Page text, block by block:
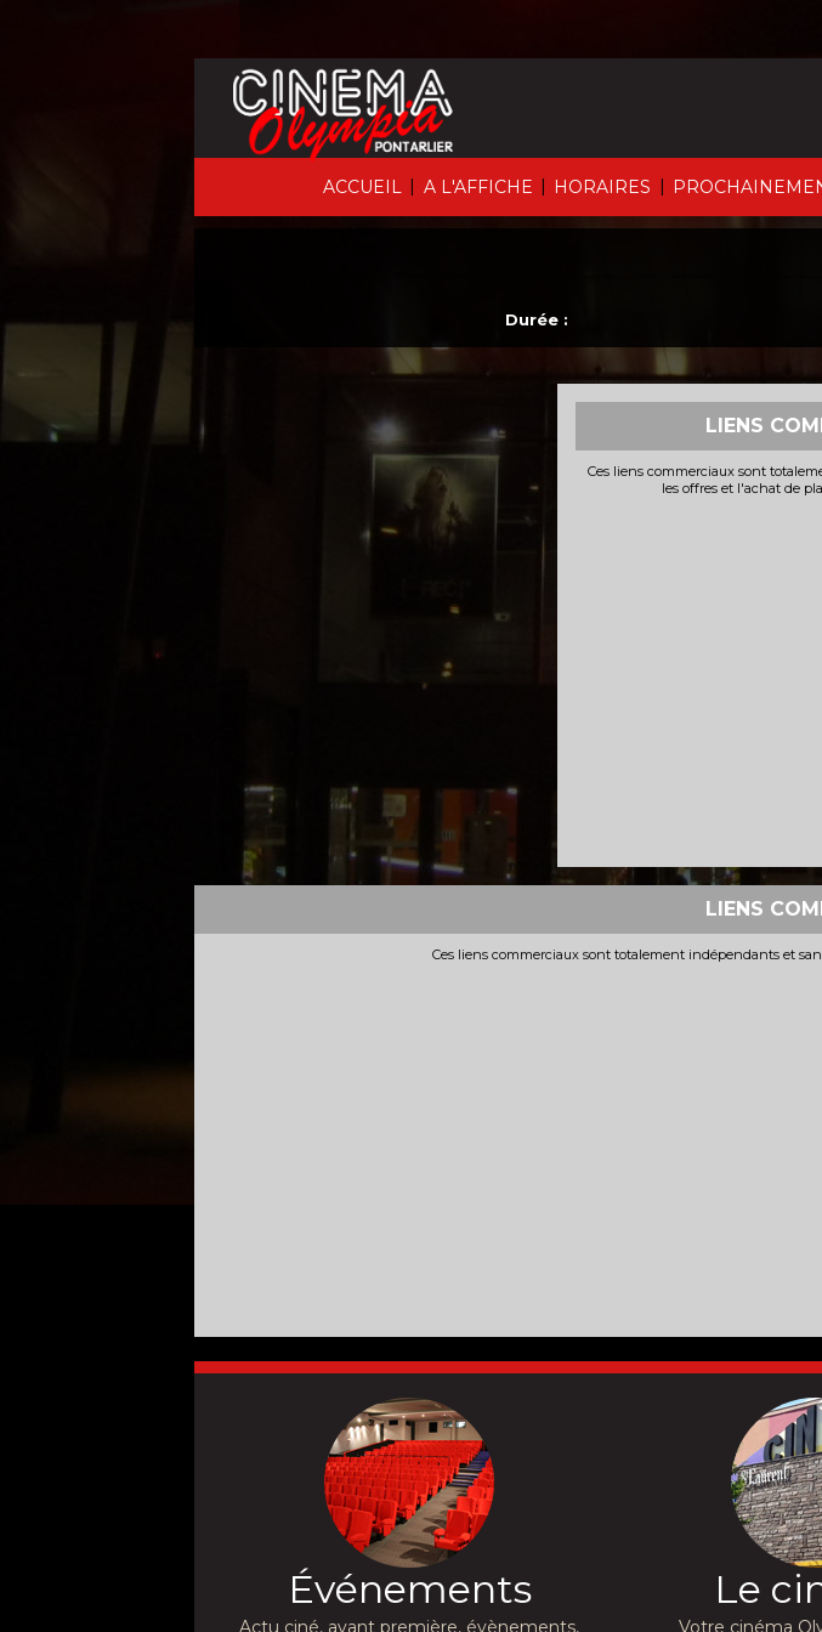
ACCUEIL | A L'AFFICHE | HORAIRES |
Durée :
LIENS
Ces liens commerciaux sont
les offres et l'achat de
LIENS
Ces liens commerciaux sont totalement indépendants et
Événements
Actu ciné, avant première, évènements,
Le
Votre cinéma